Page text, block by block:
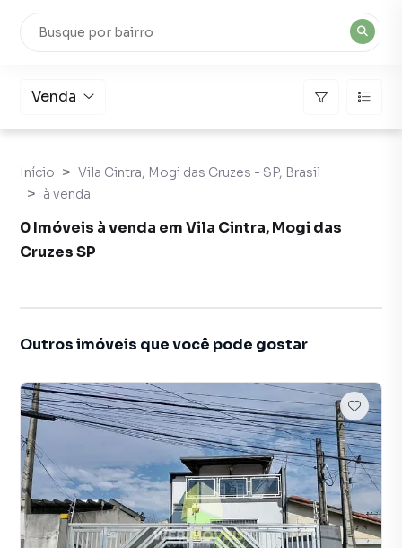
Venda
Início
Vila Cintra, Mogi das Cruzes - SP, Brasil
à venda
0 Imóveis à venda em Vila Cintra, Mogi das
Cruzes SP
Outros imóveis que você pode gostar